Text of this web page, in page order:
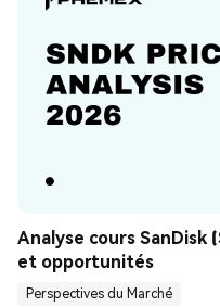
Analyse cours SanDisk
et opportunités
Perspectives du Marché